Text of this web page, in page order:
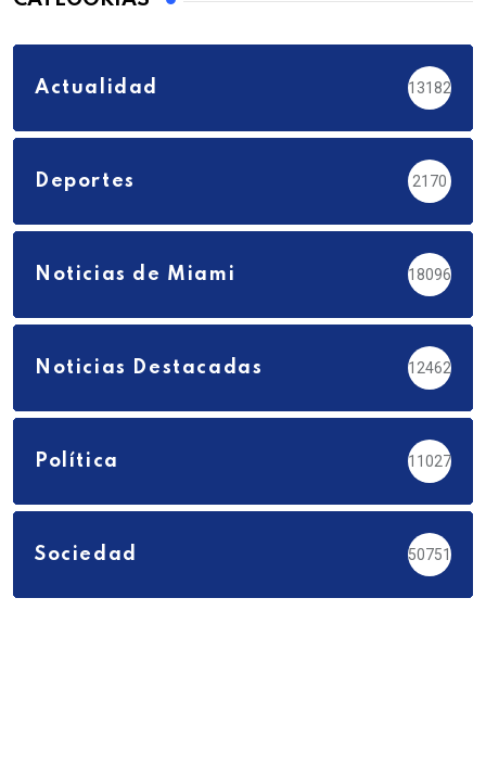
Actualidad 13182
Deportes 2170
Noticias de Miami 18096
Noticias Destacadas 12462
Política 11027
Sociedad 50751